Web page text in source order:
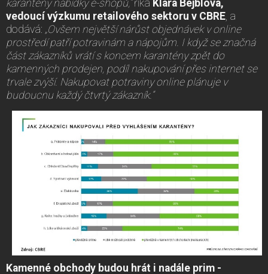
karantény nabídky e-shopů,“říká Klára Bejblová,
vedoucí výzkumu retailového sektoru v CBRE, a
dodává: „Ovšem největší nárůst objednávek v online
prostředí patří potravinám a nápojům. I když se značná
část zákazníků vrátí s koncem karantény zpět do
kamenných prodejen, podíl nakupování přes internet se
trvale zvýší. Nakupovat potraviny online plánuje v
budoucnu každý čtvrtý zákazník.“
Kamenné obchody budou hrát i nadále prim -